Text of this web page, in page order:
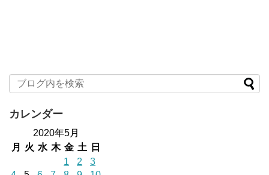
カレンダー
2020年5月
月
火 水 木 金 土
日
1
2
3